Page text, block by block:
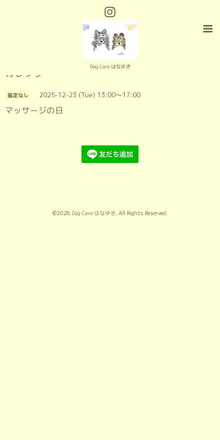
Dog Care はなゆき
カレンダー
指定なし 2025-12-23 (Tue) 13:00～17:00
マッサージの日
©2026 Dog Care はなゆき. All Rights Reserved.